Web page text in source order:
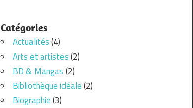
Catégories
Actualités(4)
Arts et artistes(2)
BD & Mangas(2)
Bibliothèque idéale(2)
Biographie(3)